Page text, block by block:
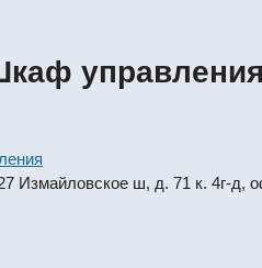
управления
Измайловское ш, д. 71 к. 4г-д,